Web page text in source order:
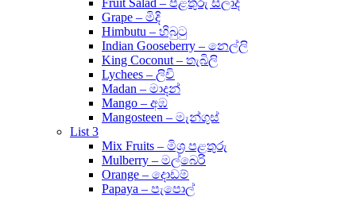
Grape – මිදි
Himbutu – හිබුටු
Indian Gooseberry – නෙල්ලි
King Coconut – තැබිලි
Lychees – ලිචි
Madan – මාදන්
Mango – අඹ
Mangosteen – මැන්ගුස්
List 3
Mix Fruits – මිශ්‍ර පළතුරු
Mulberry – මල්බෙරි
Orange – දොඩම්
Papaya – පැපොල්